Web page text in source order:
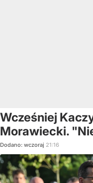
Wcześniej
Morawiecki.
Dodano: wczoraj 21:16